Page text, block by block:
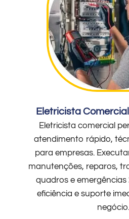
Eletricista
Eletricista comercial
atendimento rápido,
para empresas.
manutenções, reparos,
quadros e emergências
eficiência e suporte
negócio.